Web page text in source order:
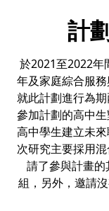
計
於2021至2022年
年及家庭綜合服
就此計劃進行為
參加計劃的高中
高中學生建立未
次研究主要採用
請了參與計畫
組，另外，邀請